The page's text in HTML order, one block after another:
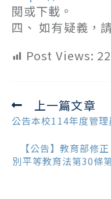
閱或下載。
四、 如有疑義，
Post Views:
Read
more
上一篇文章
公告本校114年度管
【公告】教育部修
別平等教育法第30條